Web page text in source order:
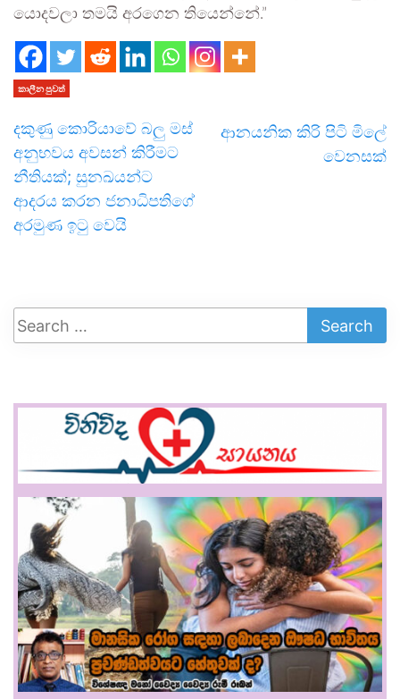
යොදවලා තමයි අරගෙන තියෙන්නේ.”
කාලීන පුවත්
දකුණු කොරියාවේ බලු මස්
අනුභවය අවසන් කිරීමට
නීතියක්; සුනඛයන්ට
ආදරය කරන ජනාධිපතිගේ
අරමුණ ඉටු වෙයි
ආනයනික කිරි පිටි මිලේ
වෙනසක්